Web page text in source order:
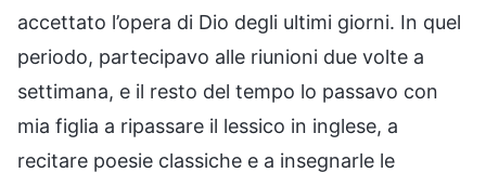
accettato l’opera di Dio degli ultimi giorni. In quel
periodo, partecipavo alle riunioni due volte a
settimana, e il resto del tempo lo passavo con
mia figlia a ripassare il lessico in inglese, a
recitare poesie classiche e a insegnarle le